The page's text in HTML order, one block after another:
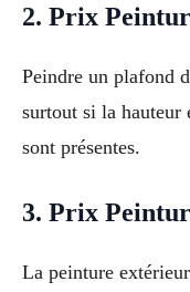
2. Prix
Peindre un plafond
surtout si la hauteur
sont présentes.
3. Prix
La peinture